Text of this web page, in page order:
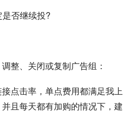
否继续投?
整、关闭或复制广告组：
点击率，单点费用都满足我上
且每天都有加购的情况下，建